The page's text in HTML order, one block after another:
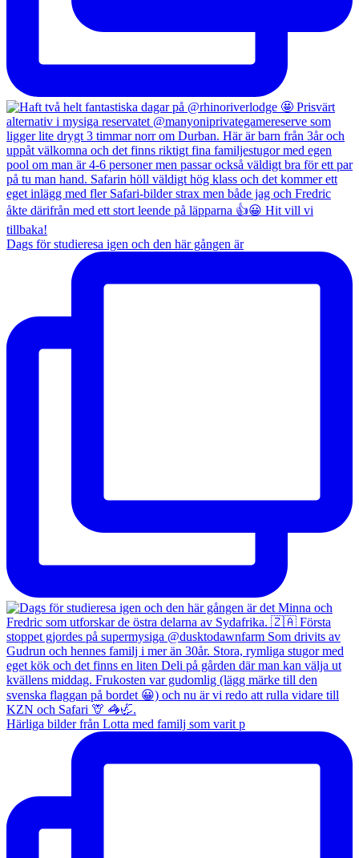
Dags för studieresa igen och den här gången är
Härliga bilder från Lotta med familj som varit p